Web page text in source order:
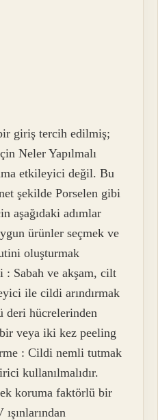
giriş tercih edilmiş;
Neler Yapılmalı
etkileyici değil. Bu
şekilde Porselen gibi
aşağıdaki adımlar
ürünler seçmek ve
oluşturmak
Sabah ve akşam, cilt
ile cildi arındırmak
deri hücrelerinden
veya iki kez peeling
: Cildi nemli tutmak
kullanılmalıdır.
koruma faktörlü bir